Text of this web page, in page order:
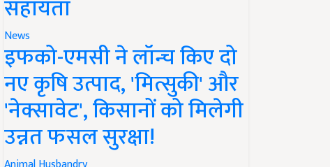
सहायता
News
इफको-एमसी ने लॉन्च किए दो
नए कृषि उत्पाद, 'मित्सुकी' और
'नेक्सावेट', किसानों को मिलेगी
उन्नत फसल सुरक्षा!